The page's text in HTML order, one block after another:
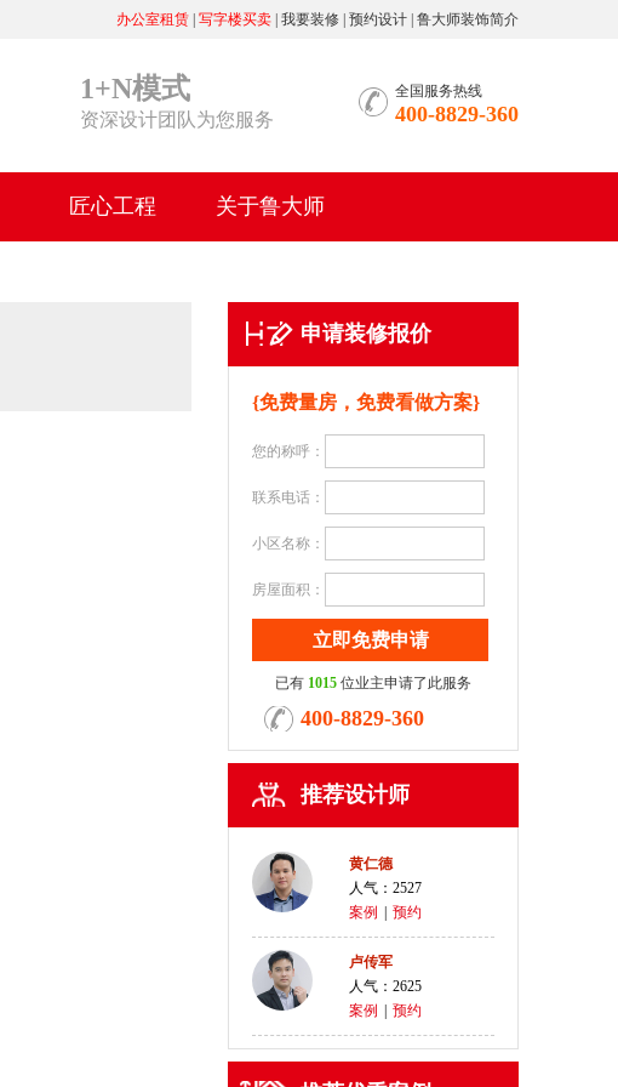
办公室租赁 写字楼买卖 我要装修 预约设计 鲁大师装饰简介
全国服务热线
400-8829-360
1+N模式
资深设计团队为您服务
匠心工程 关于鲁大师
申请装修报价
{免费量房，免费看做方案}
您的称呼：
联系电话：
小区名称：
房屋面积：
已有 1015 位业主申请了此服务
400-8829-360
推荐设计师
黄仁德
人气：2527
案例
预约
卢传军
人气：2625
案例
预约